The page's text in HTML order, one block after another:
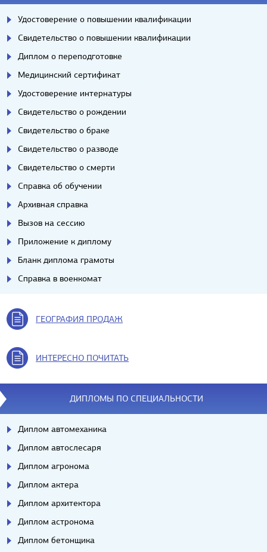
Удостоверение о повышении квалификации
Свидетельство о повышении квалификации
Диплом о переподготовке
Медицинский сертификат
Удостоверение интернатуры
Свидетельство о рождении
Свидетельство о браке
Свидетельство о разводе
Свидетельство о смерти
Справка об обучении
Архивная справка
Вызов на сессию
Приложение к диплому
Бланк диплома грамоты
Справка в военкомат
ГЕОГРАФИЯ ПРОДАЖ
ИНТЕРЕСНО ПОЧИТАТЬ
ДИПЛОМЫ ПО СПЕЦИАЛЬНОСТИ
Диплом автомеханика
Диплом автослесаря
Диплом агронома
Диплом актера
Диплом архитектора
Диплом астронома
Диплом бетонщика